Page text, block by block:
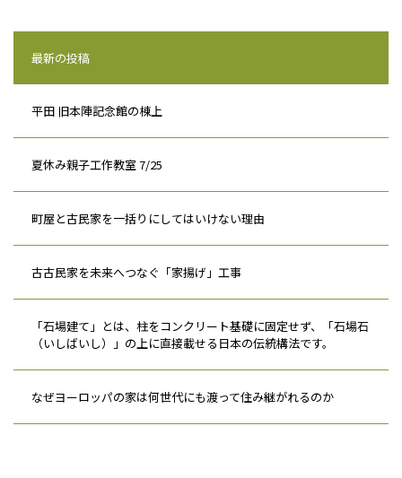
最新の投稿
平田 旧本陣記念館の棟上
夏休み親子工作教室 7/25
町屋と古民家を一括りにしてはいけない理由
古古民家を未来へつなぐ「家揚げ」工事
「石場建て」とは、柱をコンクリート基礎に固定せず、「石場石
（いしばいし）」の上に直接載せる日本の伝統構法です。
なぜヨーロッパの家は何世代にも渡って住み継がれるのか